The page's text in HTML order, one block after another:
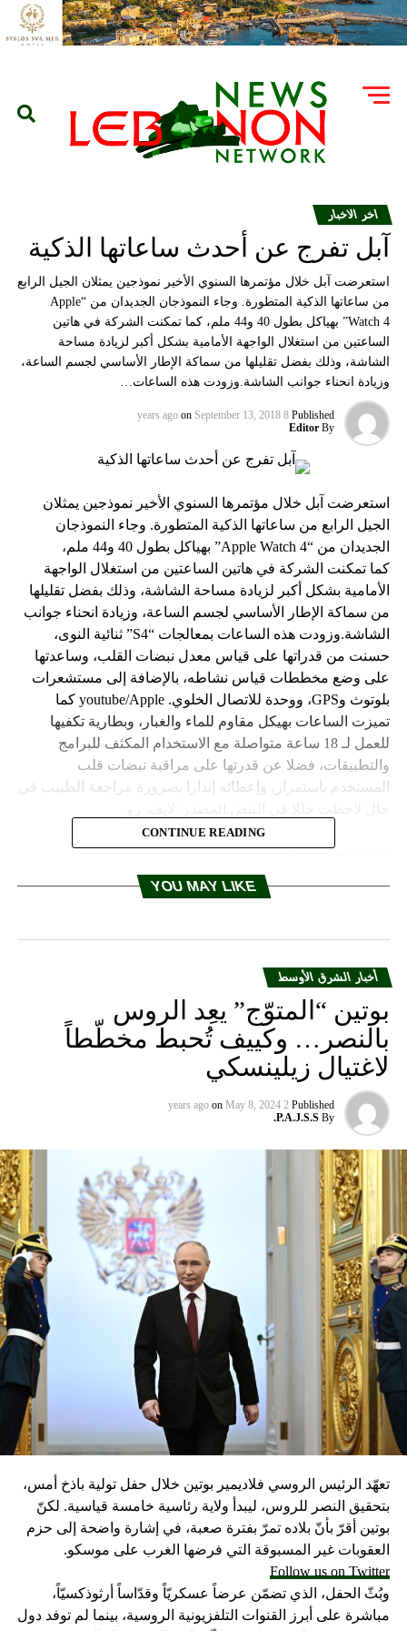
اخر الاخبار
آبل تفرج عن أحدث ساعاتها الذكية
استعرضت آبل خلال مؤتمرها السنوي الأخير نموذجين يمثلان الجيل الرابع
من ساعاتها الذكية المتطورة. وجاء النموذجان الجديدان من “Apple
Watch 4” بهياكل بطول 40 و44 ملم، كما تمكنت الشركة في هاتين
الساعتين من استغلال الواجهة الأمامية بشكل أكبر لزيادة مساحة
الشاشة، وذلك بفضل تقليلها من سماكة الإطار الأساسي لجسم الساعة،
وزيادة انحناء جوانب الشاشة.وزودت هذه الساعات…
Published
8 years ago
on September 13, 2018
By
Editor
استعرضت آبل خلال مؤتمرها السنوي الأخير نموذجين يمثلان
الجيل الرابع من ساعاتها الذكية المتطورة. وجاء النموذجان
الجديدان من “Apple Watch 4” بهياكل بطول 40 و44 ملم،
كما تمكنت الشركة في هاتين الساعتين من استغلال الواجهة
الأمامية بشكل أكبر لزيادة مساحة الشاشة، وذلك بفضل تقليلها
من سماكة الإطار الأساسي لجسم الساعة، وزيادة انحناء جوانب
الشاشة.وزودت هذه الساعات بمعالجات “S4” ثنائية النوى،
حسنت من قدراتها على قياس معدل نبضات القلب، وساعدتها
على وضع مخططات قياس نشاطه، بالإضافة إلى مستشعرات
بلوتوث وGPS، ووحدة للاتصال الخلوي. youtube/Apple كما
تميزت الساعات بهيكل مقاوم للماء والغبار، وبطارية تكفيها
للعمل لـ 18 ساعة متواصلة مع الاستخدام المكثف للبرامج
والتطبيقات، فضلا عن قدرتها على مراقبة نبضات قلب
المستخدم باستمرار، وإعطائه إنذارا بضرورة مراجعة الطبيب في
UP
انتقال قائد نادي تشيلسي السابق لسبارتاك موسكو
المواصفات؟
CONTINUE READING
YOU MAY LIKE
أخبار الشرق الأوسط
بوتين “المتوّج” يعِد الروس
بالنصر… وكييف تُحبط مخطّطاً
لاغتيال زيلينسكي
Published
2 years ago
on May 8, 2024
By
P.A.J.S.S.
تعهّد الرئيس الروسي فلاديمير بوتين خلال حفل تولية باذخ أمس،
بتحقيق النصر للروس، ليبدأ ولاية رئاسية خامسة قياسية. لكنّ
بوتين أقرّ بأنّ بلاده تمرّ بفترة صعبة، في إشارة واضحة إلى حزم
العقوبات غير المسبوقة التي فرضها الغرب على موسكو.
Follow us on Twitter
وبُثّ الحفل، الذي تضمّن عرضاً عسكريّاً وقدّاساً أرثوذكسيّاً،
مباشرة على أبرز القنوات التلفزيونية الروسية، بينما لم توفد دول